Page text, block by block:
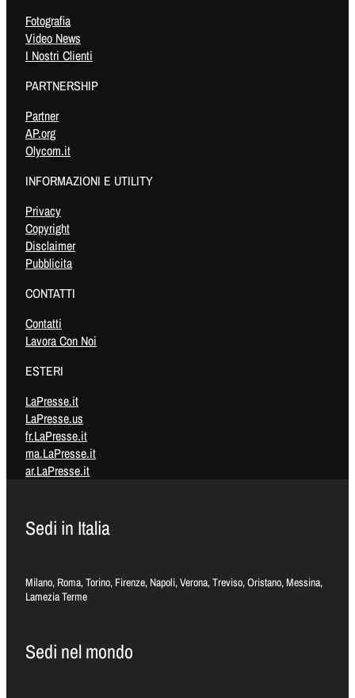
Fotografia
Video News
I Nostri Clienti
PARTNERSHIP
Partner
AP.org
Olycom.it
INFORMAZIONI E UTILITY
Privacy
Copyright
Disclaimer
Pubblicita
CONTATTI
Contatti
Lavora Con Noi
ESTERI
LaPresse.it
LaPresse.us
fr.LaPresse.it
ma.LaPresse.it
ar.LaPresse.it
Sedi in Italia
Milano, Roma, Torino, Firenze, Napoli, Verona, Treviso, Oristano, Messina,
Lamezia Terme
Sedi nel mondo